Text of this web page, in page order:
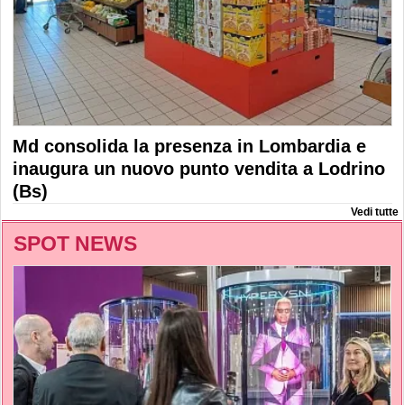
Md consolida la presenza in Lombardia e
inaugura un nuovo punto vendita a Lodrino
(Bs)
Vedi tutte
SPOT NEWS